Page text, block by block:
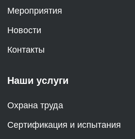
Мероприятия
Новости
Контакты
Наши услуги
Охрана труда
Сертификация и испытания